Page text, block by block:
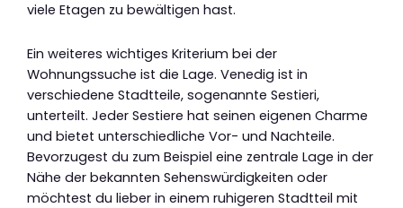
viele Etagen zu bewältigen hast.
Ein weiteres wichtiges Kriterium bei der
Wohnungssuche ist die Lage. Venedig ist in
verschiedene Stadtteile, sogenannte Sestieri,
unterteilt. Jeder Sestiere hat seinen eigenen Charme
und bietet unterschiedliche Vor- und Nachteile.
Bevorzugest du zum Beispiel eine zentrale Lage in der
Nähe der bekannten Sehenswürdigkeiten oder
möchtest du lieber in einem ruhigeren Stadtteil mit